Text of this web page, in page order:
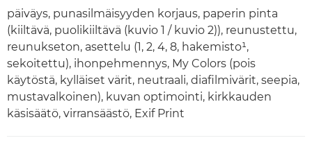
päiväys, punasilmäisyyden korjaus, paperin pinta
(kiiltävä, puolikiiltävä (kuvio 1 / kuvio 2)), reunustettu,
reunukseton, asettelu (1, 2, 4, 8, hakemisto¹,
sekoitettu), ihonpehmennys, My Colors (pois
käytöstä, kylläiset värit, neutraali, diafilmivärit, seepia,
mustavalkoinen), kuvan optimointi, kirkkauden
käsisäätö, virransäästö, Exif Print